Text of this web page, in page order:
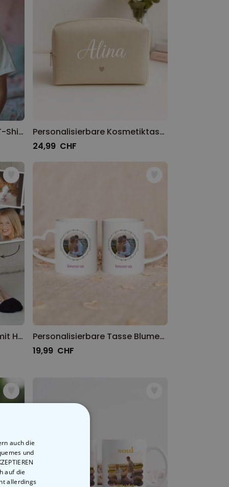
Personalisierbares Kinder T-Shirt mit Blumen und Text
Personalisierbare Kosmetiktasche mit Name und Symbol
24,99 CHF
Personalisierbare Socken mit Haustier und Gesicht
Personalisierbare Tasse Blumenkranz mit Foto und Text
19,99 CHF
auch die
und
auf die
allerdings